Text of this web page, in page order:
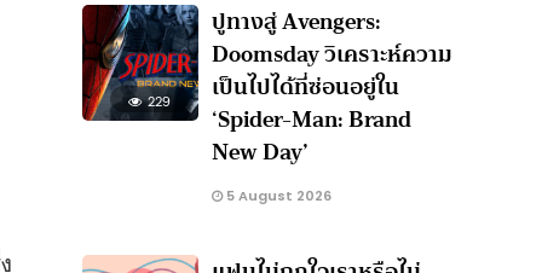
229
ปูทางสู่ Avengers:
Doomsday วิเคราะห์ความ
เป็นไปได้ที่ซ่อนอยู่ใน
‘Spider-Man: Brand
New Day’
5 August 2026